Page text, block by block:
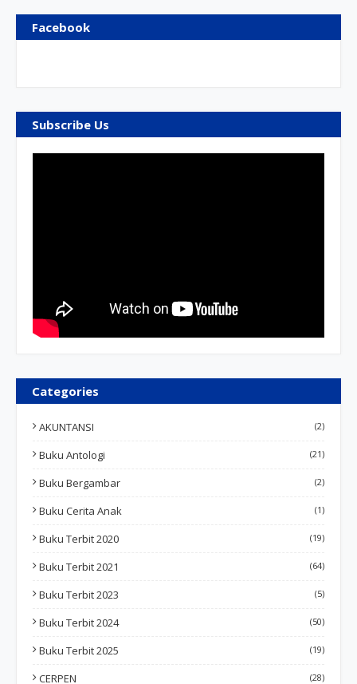
Facebook
Subscribe Us
Categories
AKUNTANSI (2)
Buku Antologi (21)
Buku Bergambar (2)
Buku Cerita Anak (1)
Buku Terbit 2020 (19)
Buku Terbit 2021 (64)
Buku Terbit 2023 (5)
Buku Terbit 2024 (50)
Buku Terbit 2025 (19)
CERPEN (28)